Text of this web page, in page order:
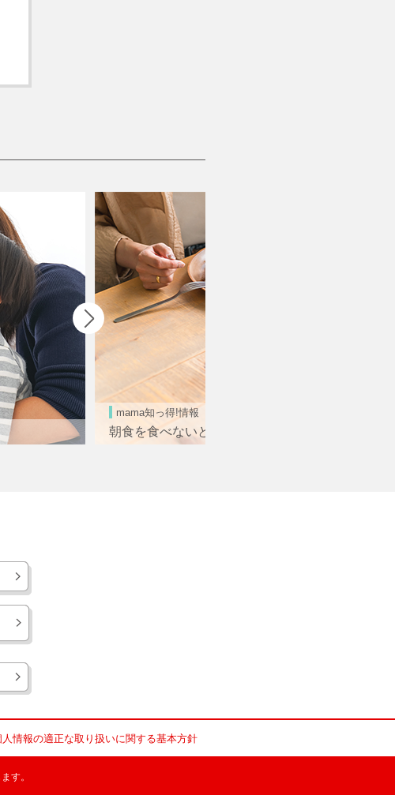
mama知っ得!情報
朝食を食べないと体にどんな影響があ...
情報の適正な取り扱いに関する基本方針
す。